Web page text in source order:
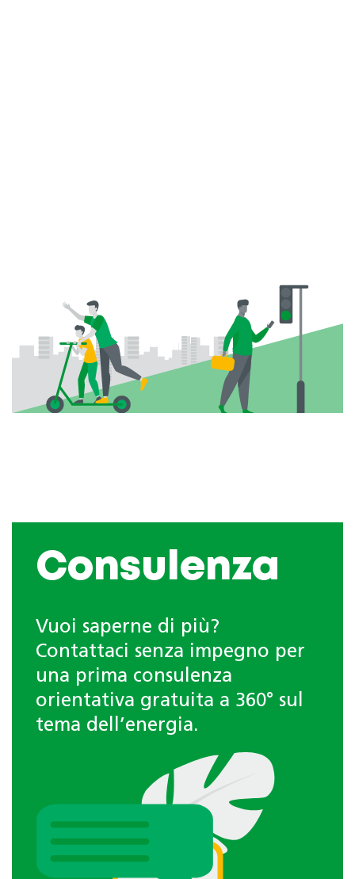
Consulenza
Vuoi saperne di più?
Contattaci senza impegno per
una prima consulenza
orientativa gratuita a 360° sul
tema dell’energia.